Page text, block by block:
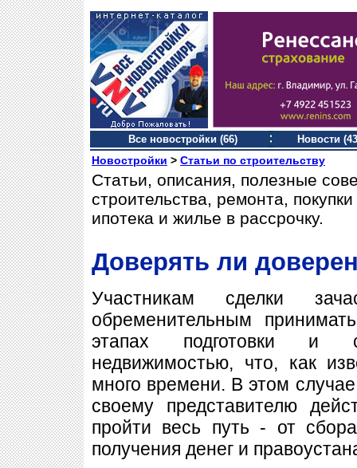
Все новостройки (66) Новости
Новостройки > Статьи по строительству
Статьи, описания, полезные
строительства, ремонта,
ипотека и жилье в рассрочку.
Доверять ли
Участникам сделки
обременительным
этапах подготовки и
недвижимостью, что, как
много времени. В этом
своему представителю
пройти весь путь - от
получения денег и